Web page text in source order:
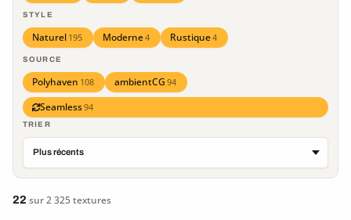
STYLE
Naturel 195 Moderne4 Rustique4
SOURCE
Polyhaven 108 ambientCG 94
Seamless94
TRIER
22 sur 2 325 textures